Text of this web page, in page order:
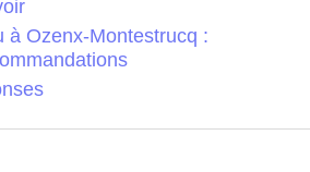
à Ozenx-Montestrucq :